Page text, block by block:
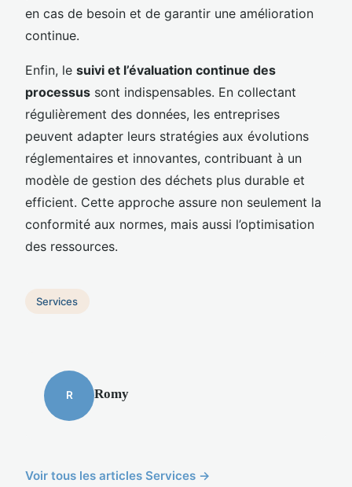
en cas de besoin et de garantir une amélioration
continue.
Enfin, le suivi et l’évaluation continue des
processus sont indispensables. En collectant
régulièrement des données, les entreprises
peuvent adapter leurs stratégies aux évolutions
réglementaires et innovantes, contribuant à un
modèle de gestion des déchets plus durable et
efficient. Cette approche assure non seulement la
conformité aux normes, mais aussi l’optimisation
des ressources.
Services
R Romy
Voir tous les articles Services →